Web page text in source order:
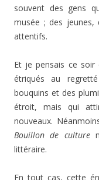
souvent des gens
musée ; des
attentifs.
Et je pensais ce soir
étriqués au regretté
bouquins et des
étroit, mais qui
nouveaux.
Bouillon de culture
littéraire.
En tout cas, cette